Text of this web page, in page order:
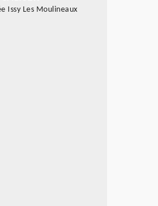
Issy Les Moulineaux